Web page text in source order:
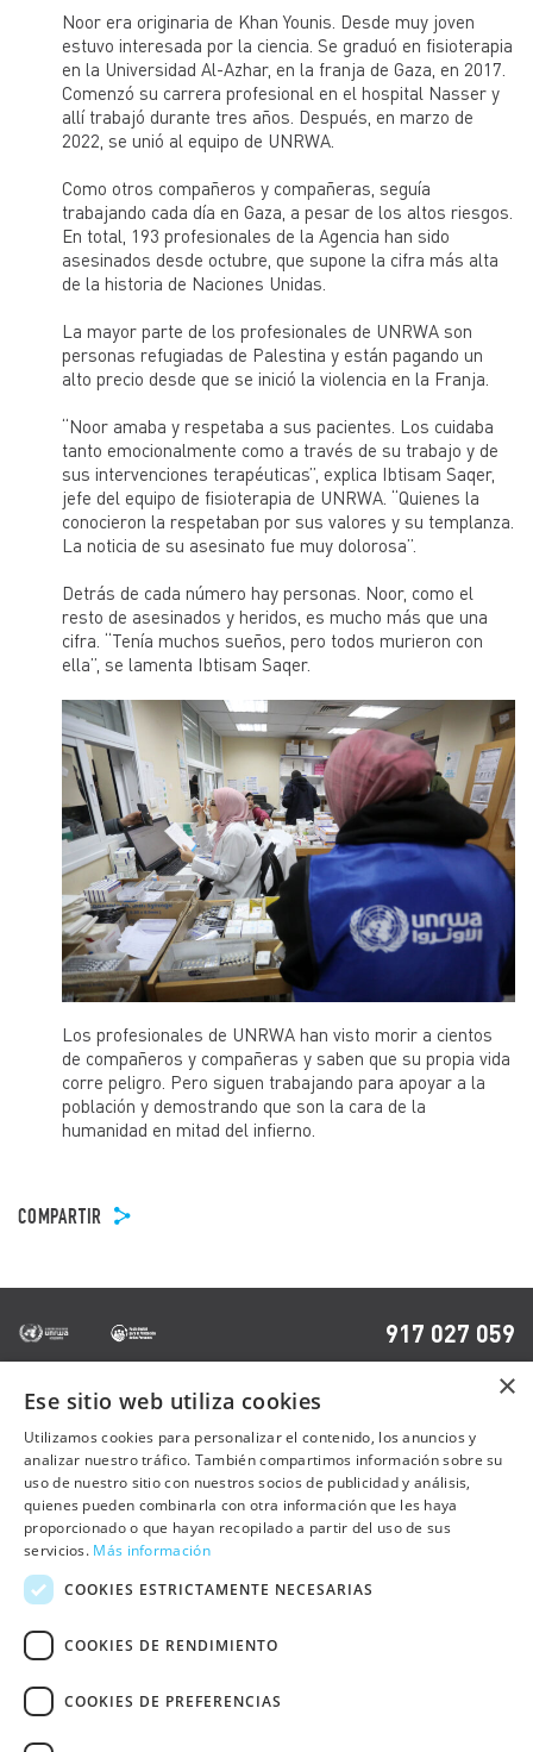
Noor era originaria de Khan Younis. Desde muy joven
estuvo interesada por la ciencia. Se graduó en fisioterapia
en la Universidad Al-Azhar, en la franja de Gaza, en 2017.
Comenzó su carrera profesional en el hospital Nasser y
allí trabajó durante tres años. Después, en marzo de
2022, se unió al equipo de UNRWA.
Como otros compañeros y compañeras, seguía
trabajando cada día en Gaza, a pesar de los altos riesgos.
En total, 193 profesionales de la Agencia han sido
asesinados desde octubre, que supone la cifra más alta
de la historia de Naciones Unidas.
La mayor parte de los profesionales de UNRWA son
personas refugiadas de Palestina y están pagando un
alto precio desde que se inició la violencia en la Franja.
“Noor amaba y respetaba a sus pacientes. Los cuidaba
tanto emocionalmente como a través de su trabajo y de
sus intervenciones terapéuticas”, explica Ibtisam Saqer,
jefe del equipo de fisioterapia de UNRWA. “Quienes la
conocieron la respetaban por sus valores y su templanza.
La noticia de su asesinato fue muy dolorosa”.
Detrás de cada número hay personas. Noor, como el
resto de asesinados y heridos, es mucho más que una
cifra. “Tenía muchos sueños, pero todos murieron con
ella”, se lamenta Ibtisam Saqer.
Los profesionales de UNRWA han visto morir a cientos
de compañeros y compañeras y saben que su propia vida
corre peligro. Pero siguen trabajando para apoyar a la
población y demostrando que son la cara de la
humanidad en mitad del infierno.
COMPARTIR
917 027 059
OTRAS PÁGINAS
Contacto
Preguntas frecuentes
Trabaja con nosotros
Sala de prensa
Política de cookies
Política de privacidad
Aviso Legal
×
Ese sitio web utiliza cookies
Utilizamos cookies para personalizar el contenido, los anuncios y
analizar nuestro tráfico. También compartimos información sobre su
uso de nuestro sitio con nuestros socios de publicidad y análisis,
quienes pueden combinarla con otra información que les haya
proporcionado o que hayan recopilado a partir del uso de sus
servicios. Más información
COOKIES ESTRICTAMENTE NECESARIAS
COOKIES DE RENDIMIENTO
COOKIES DE PREFERENCIAS